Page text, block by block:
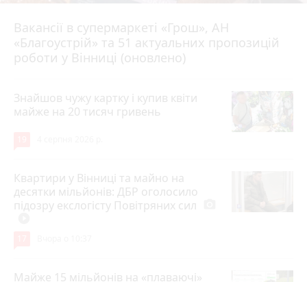
Вакансії в супермаркеті «Грош», АН
«Благоустрій» та 51 актуальних пропозицій
роботи у Вінниці (оновлено)
4 серпня 2026 р.
Знайшов чужу картку і купив квіти
майже на 20 тисяч гривень
Квартири у Вінниці та майно на
десятки мільйонів: ДБР оголосило
підозру екслогісту Повітряних сил
Майже 15 мільйонів на «плаваючі»